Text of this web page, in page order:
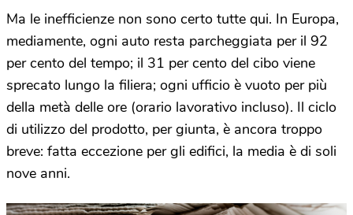
Ma le inefficienze non sono certo tutte qui. In Europa,
mediamente, ogni auto resta parcheggiata per il 92
per cento del tempo; il 31 per cento del cibo viene
sprecato lungo la filiera; ogni ufficio è vuoto per più
della metà delle ore (orario lavorativo incluso). Il ciclo
di utilizzo del prodotto, per giunta, è ancora troppo
breve: fatta eccezione per gli edifici, la media è di soli
nove anni.